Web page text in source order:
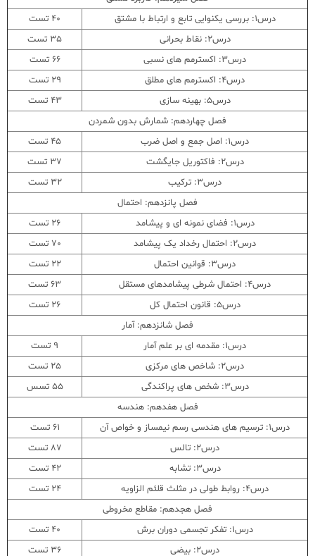
درس1: بررسی یکنوایی تابع و ارتباط با مشتق
40 تست
درس2: نقاط بحرانی
35 تست
درس3: اکسترمم های نسبی
66 تست
درس4: اکسترمم های مطلق
29 تست
درس5: بهینه سازی
43 تست
فصل چهاردهم: شمارش بدون شمردن
درس1: اصل جمع و اصل ضرب
45 تست
درس2: فاکتوریل جایگشت
37 تست
درس3: ترکیب
32 تست
فصل پانزدهم: احتمال
درس1: فضای نمونه ای و پیشامد
26 تست
درس2: احتمال رخداد یک پیشامد
70 تست
درس3: قوانین احتمال
22 تست
درس4: احتمال شرطی پیشامدهای مستقل
63 تست
درس5: قانون احتمال کل
26 تست
فصل شانزدهم: آمار
درس1: مقدمه ای بر علم آمار
9 تست
درس2: شاخص های مرکزی
25 تست
درس3: شخص های پراکندگی
55 تسس
فصل هفدهم: هندسه
درس1: ترسیم های هندسی رسم نیمساز و خواص آن
61 تست
درس2: تالس
87 تست
درس3: تشابه
42 تست
درس4: روابط طولی در مثلث قلئم الزاویه
24 تست
فصل هجدهم: مقاطع مخروطی
درس1: تفکر تجسمی دوران برش
40 تست
درس2: بیضی
36 تست